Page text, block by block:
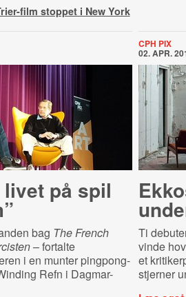
film stoppet i New York
på spil
bag The French
– fortalte
i en munter pingpong-
Refn i Dagmar-
CPH PIX
02. APR.
Ti
vinde
et
stjerner